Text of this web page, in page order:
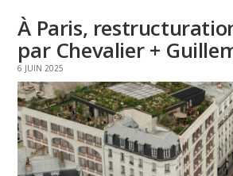
À Paris,
par Chevalier +
6 JUIN 2025